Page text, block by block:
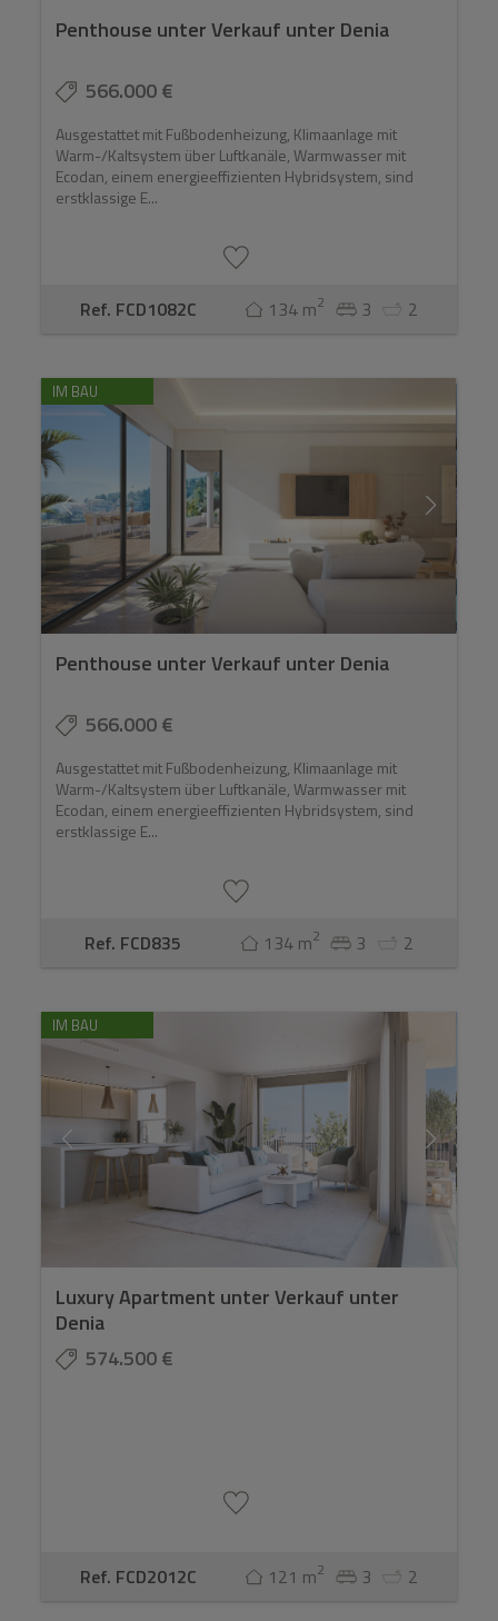
Penthouse unter Verkauf unter Denia
566.000 €
Ausgestattet mit Fußbodenheizung, Klimaanlage mit
Warm-/Kaltsystem über Luftkanäle, Warmwasser mit
Ecodan, einem energieeffizienten Hybridsystem, sind
erstklassige E...
Ref. FCD1082C 134 m2 3 2
IM BAU
Penthouse unter Verkauf unter Denia
566.000 €
Ausgestattet mit Fußbodenheizung, Klimaanlage mit
Warm-/Kaltsystem über Luftkanäle, Warmwasser mit
Ecodan, einem energieeffizienten Hybridsystem, sind
erstklassige E...
Ref. FCD835 134 m2 3 2
IM BAU
Luxury Apartment unter Verkauf unter
Denia
574.500 €
Ref. FCD2012C 121 m2 3 2